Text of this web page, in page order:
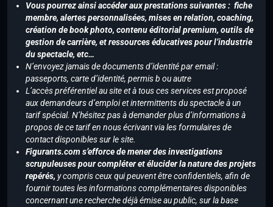
Vous pourrez ainsi accéder aux prestations suivantes : fiche
membre, alertes personnalisées, mises en relation, coaching,
création de book photo, contenu éditorial premium, outils de
gestion de carrière, et ressources éducatives pour l’industrie
du spectacle, etc…
N’envoyez jamais de documents d’identité par email :
passeports, carte d’identité, permis b ou autre
L’accès préférentiel au site et à tous ces services est proposé
aux demandeurs d’emploi et intermittents du spectacle à un
tarif spécial. N’hésitez pas à demander plus d’informations à
propos de ce tarif en nous écrivant via les formulaires de
contact disponibles sur le site.
Figurants.com s’efforce de mener des investigations
scrupuleuses pour compléter et élucider la nature des projets
repérés, y compris ceux qui peuvent être confidentiels, afin de
fournir toutes les informations complémentaires disponibles
concernant une recherche déjà émise au public, sur la base